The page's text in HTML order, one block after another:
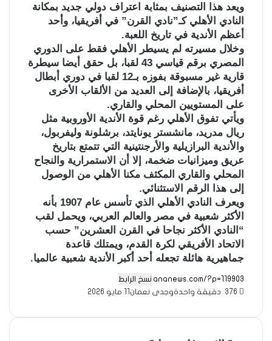
ويعد هذا التصنيف بمثابة اعتراف دولي جديد بمكانة
النادي الأهلي كـ”نادي القرن” في أفريقيا، وأحد
أعظم الأندية في تاريخ اللعبة.
وخلال مسيرته لم يسيطر الأهلي فقط على الدوري
المصري برقم قياسي 43 لقبا، بل حقق أيضا سيطرة
قارية غير مسبوقة بفوزه بـ12 لقبا في دوري أبطال
أفريقيا، بالإضافة إلى العديد من الألقاب الأخرى
على المستويين المحلي والقاري.
ويأتي تفوق الأهلي رغم قوة الأندية الأوروبية مثل
ريال مدريد، مانشستر يونايتد، برشلونة وليفربول،
والأندية البرازيلية والأرجنتينية التي تتمتع بتاريخ
عريق وميزانيات ضخمة، إلا أن الاستمرارية والنجاح
المحلي والقاري المكثف مكنا الأهلي من الوصول
إلى هذا الرقم الاستثنائي.
ويعرف النادي الأهلي الذي تأسس عام 1907 بأنه
الأكثر شعبية في مصر والعالم العربي، ويحمل لقب
“النادي الأكثر نجاحا في القرن العشرين” حسب
الاتحاد الأفريقي لكرة القدم، ويمتلك قاعدة
جماهيرية هائلة تجعله أحد أكبر الأندية شعبية عالميا.
نسخ الرابط
وجدى نعمان11 مايو 2026 دقيقة واحدة